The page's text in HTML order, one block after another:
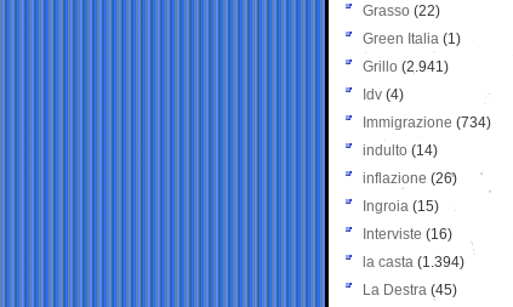
Grasso (22)
Green Italia (1)
Grillo (2.941)
Idv (4)
Immigrazione (734)
indulto (14)
inflazione (26)
Ingroia (15)
Interviste (16)
la casta (1.394)
La Destra (45)